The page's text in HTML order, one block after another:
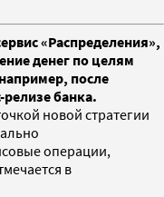
«Распределения»,
денег по целям
после
релизе банка.
новой стратегии
операции,
в